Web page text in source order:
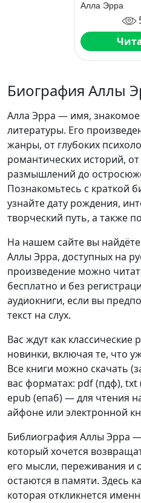
Алла Эрра
Биография Аллы
Алла Эрра — имя,
литературы. Его
жанры, от глубоких
романтических историй,
размышлений до
Познакомьтесь с краткой
узнайте дату рождения,
творческий путь, а также
На нашем сайте вы
Аллы Эрра, доступных на
произведение можно
бесплатно и без
аудиокниги, если вы
текст на слух.
Вас ждут как классические
новинки, включая те, что
Все книги можно скачать
вас форматах: pdf (пдф), txt
epub (епаб) — для чтения
айфоне или электронной
Библиография Аллы Эрра
который хочется
его мысли, переживания и
остаются в памяти. Здесь
которая откликнется